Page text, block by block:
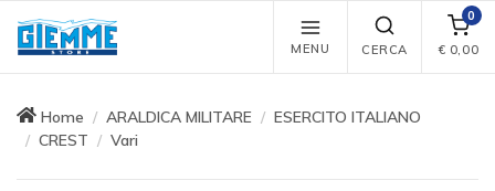
MENU CERCA
0
€ 0,00
Home ARALDICA MILITARE
ESERCITO ITALIANO
CREST
Vari